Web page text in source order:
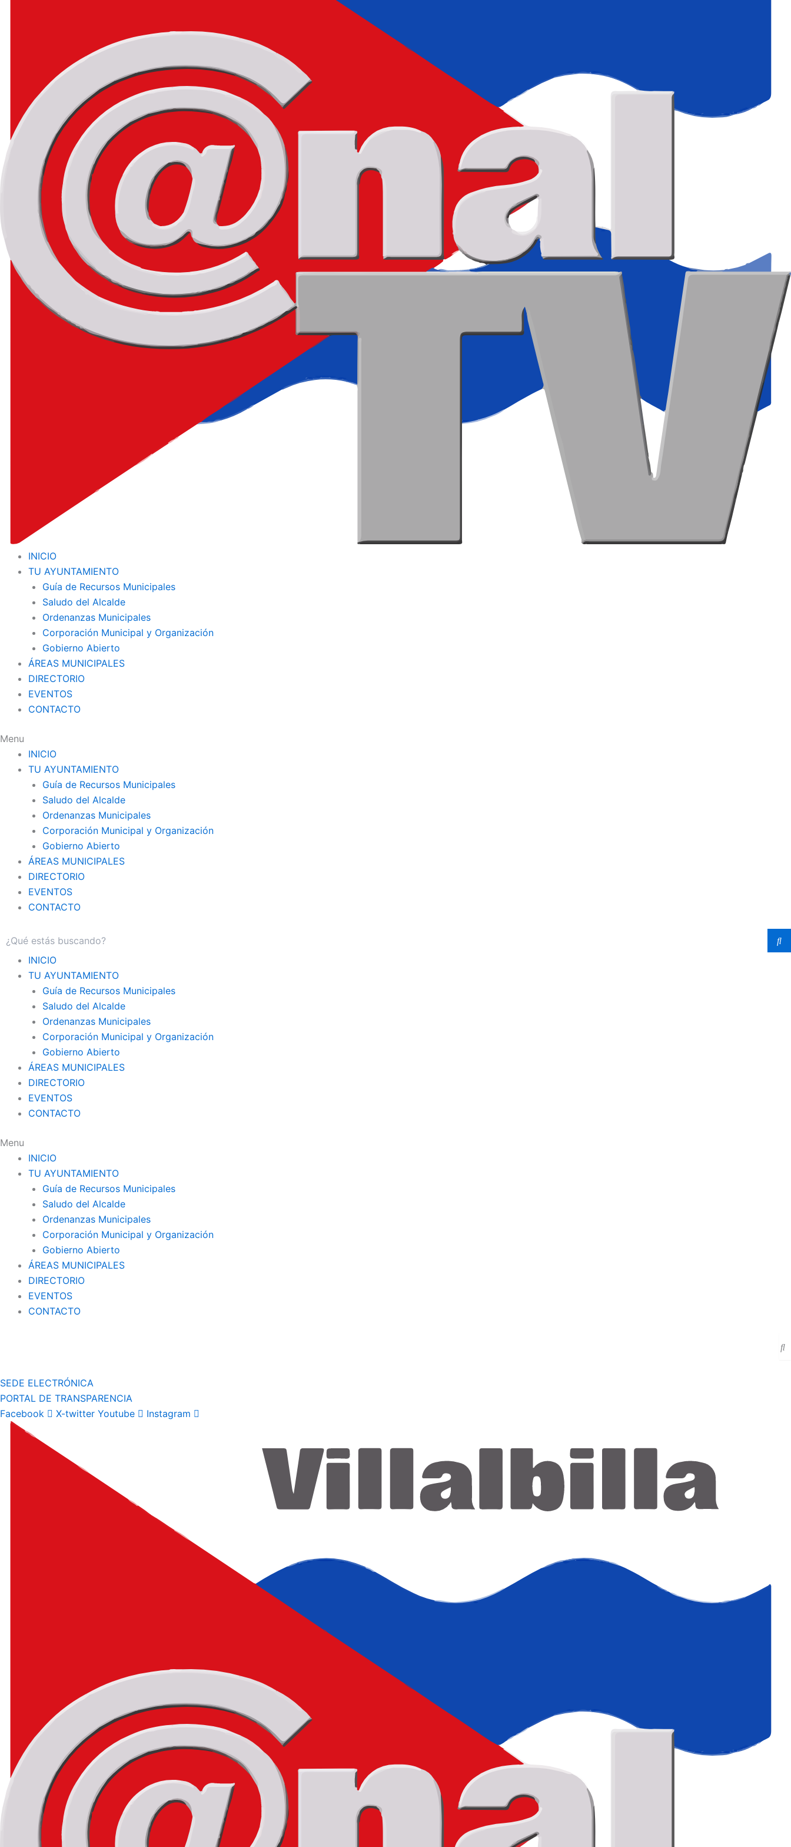
INICIO
TU AYUNTAMIENTO
Guía de Recursos Municipales
Saludo del Alcalde
Ordenanzas Municipales
Corporación Municipal y Organización
Gobierno Abierto
ÁREAS MUNICIPALES
DIRECTORIO
EVENTOS
CONTACTO
Menu
INICIO
TU AYUNTAMIENTO
Guía de Recursos Municipales
Saludo del Alcalde
Ordenanzas Municipales
Corporación Municipal y Organización
Gobierno Abierto
ÁREAS MUNICIPALES
DIRECTORIO
EVENTOS
CONTACTO
INICIO
TU AYUNTAMIENTO
Guía de Recursos Municipales
Saludo del Alcalde
Ordenanzas Municipales
Corporación Municipal y Organización
Gobierno Abierto
ÁREAS MUNICIPALES
DIRECTORIO
EVENTOS
CONTACTO
Menu
INICIO
TU AYUNTAMIENTO
Guía de Recursos Municipales
Saludo del Alcalde
Ordenanzas Municipales
Corporación Municipal y Organización
Gobierno Abierto
ÁREAS MUNICIPALES
DIRECTORIO
EVENTOS
CONTACTO
SEDE ELECTRÓNICA
PORTAL DE TRANSPARENCIA
Facebook
X-twitter Youtube Instagram